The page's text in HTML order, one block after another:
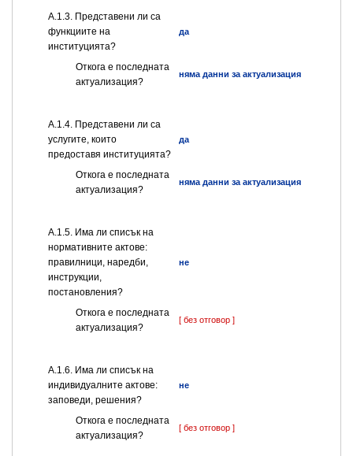
А.1.3. Представени ли са
функциите на
институцията?
да
Откога е последната
актуализация?
няма данни за актуализация
А.1.4. Представени ли са
услугите, които
предоставя институцията?
да
Откога е последната
актуализация?
няма данни за актуализация
А.1.5. Има ли списък на
нормативните актове:
правилници, наредби,
инструкции,
постановления?
не
Откога е последната
актуализация?
[ без отговор ]
А.1.6. Има ли списък на
индивидуалните актове:
заповеди, решения?
не
Откога е последната
актуализация?
[ без отговор ]